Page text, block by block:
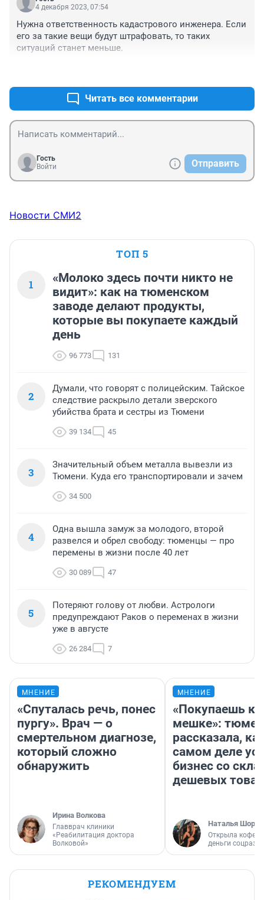
4 декабря 2023, 07:54
Нужна ответственность кадастрового инженера. Если
его за такие вещи будут штрафовать, то таких
ситуаций станет меньше.
Читать все комментарии
Гость
Войти
Отправить
Новости СМИ2
ТОП 5
1
«Молоко здесь почти никто не
видит»: как на тюменском
заводе делают продукты,
которые вы покупаете каждый
день
96 773 131
2
Думали, что говорят с полицейским. Тайское
следствие раскрыло детали зверского
убийства брата и сестры из Тюмени
39 134 45
3
Значительный объем металла вывезли из
Тюмени. Куда его транспортировали и зачем
34 500
4
Одна вышла замуж за молодого, второй
развелся и обрел свободу: тюменцы — про
перемены в жизни после 40 лет
30 089 47
5
Потеряют голову от любви. Астрологи
предупреждают Раков о переменах в жизни
уже в августе
26 284 7
МНЕНИЕ
«Спуталась речь, понес
пургу». Врач — о
смертельном диагнозе,
который сложно
обнаружить
Ирина Волкова
Главврач клиники
«Реабилитация доктора
Волковой»
МНЕНИЕ
«Покупаешь
мешке»:
рассказала,
самом деле
бизнес со
дешевых
Наталья
Открыла
деньги
РЕКОМЕНДУЕМ